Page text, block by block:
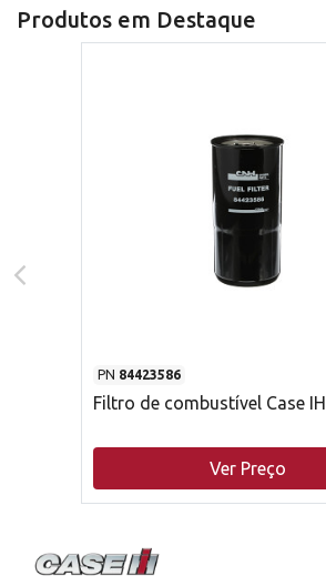
Produtos em Destaque
PN 84423586
Filtro de combustível Case IH
Ver Preço